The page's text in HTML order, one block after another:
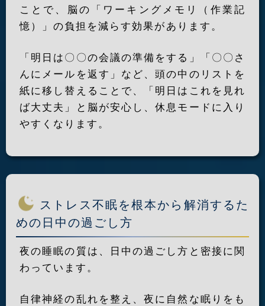
ことで、脳の「ワーキングメモリ（作業記
憶）」の負担を減らす効果があります。
「明日は〇〇の会議の準備をする」「〇〇さ
んにメールを返す」など、頭の中のリストを
紙に移し替えることで、「明日はこれを見れ
ば大丈夫」と脳が安心し、休息モードに入り
やすくなります。
ストレス不眠を根本から解消するた
めの日中の過ごし方
夜の睡眠の質は、日中の過ごし方と密接に関
わっています。
自律神経の乱れを整え、夜に自然な眠りをも